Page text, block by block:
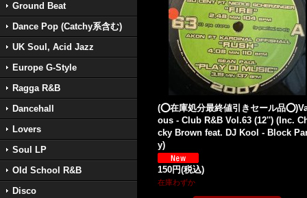
Ground Beat
Dance Pop (Catchy系含む)
UK Soul, Acid Jazz
Europe G-Style
Ragga R&B
Dancehall
Lovers
Soul LP
Old School R&B
Disco
(⭕️在庫処分最終値引きセール品
ous - Club R&B Vol.63 (12'') (Inc.
cky Brown feat. DJ Kool - Block
y)
150円(税込)
在庫わずか